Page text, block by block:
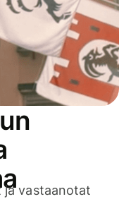
ja vastaanotat